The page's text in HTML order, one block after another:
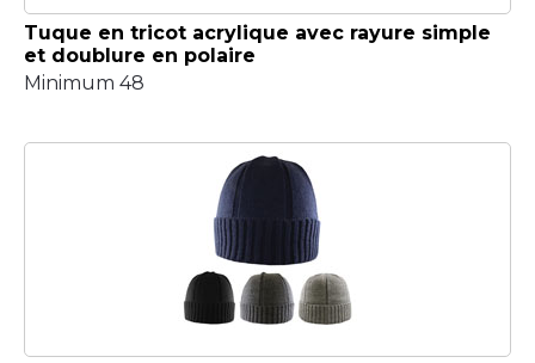
Tuque en tricot acrylique avec rayure simple
et doublure en polaire
Minimum 48